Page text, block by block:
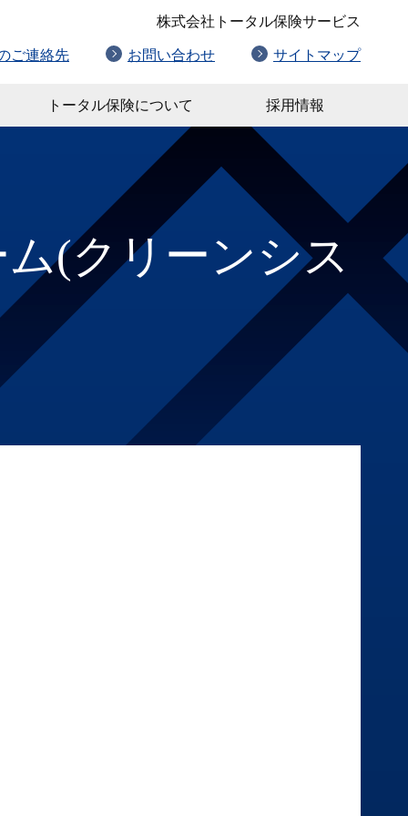
株式会社トータル保険サービス
ご連絡先 お問い合わせ サイトマップ
トータル保険について 採用情報
(クリーンシス